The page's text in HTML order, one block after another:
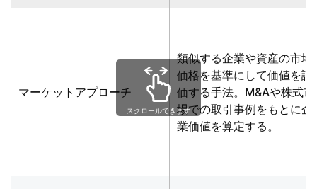
マーケットアプローチ
類似する企業や資産の市場
価格を基準にして価値を評
価する手法。M&Aや株式市
場での取引事例をもとに企
業価値を算定する。
スクロールできます